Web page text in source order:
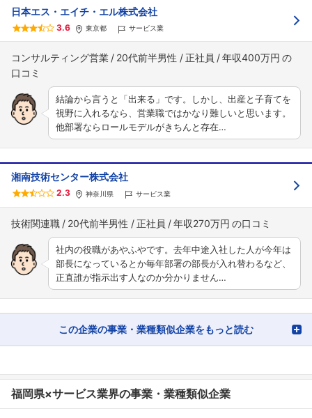
日本エス・エイチ・エル株式会社
3.6 東京都 サービス業
コンサルティング営業 20代前半男性 正社員 年収400万円
結論から言うと「出来る」です。しかし、出産と子育てを
視野に入れるなら、営業職ではかなり難しいと思います。
他部署ならロールモデルがきちんと存在…
湘南技術センター株式会社
2.3 神奈川県 サービス業
技術関連職 20代前半男性 正社員 年収270万円
社内の役職があやふやです。去年中途入社した人が今年は
部長になっているとか毎年部署の部長が入れ替わるなど、
正直誰が指示出す人なのか分かりません…
この企業の事業・業種類似企業をもっと読む
福岡県×サービス業界の事業・業種類似企業